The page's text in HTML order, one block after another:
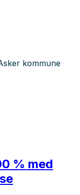
kommune
% med